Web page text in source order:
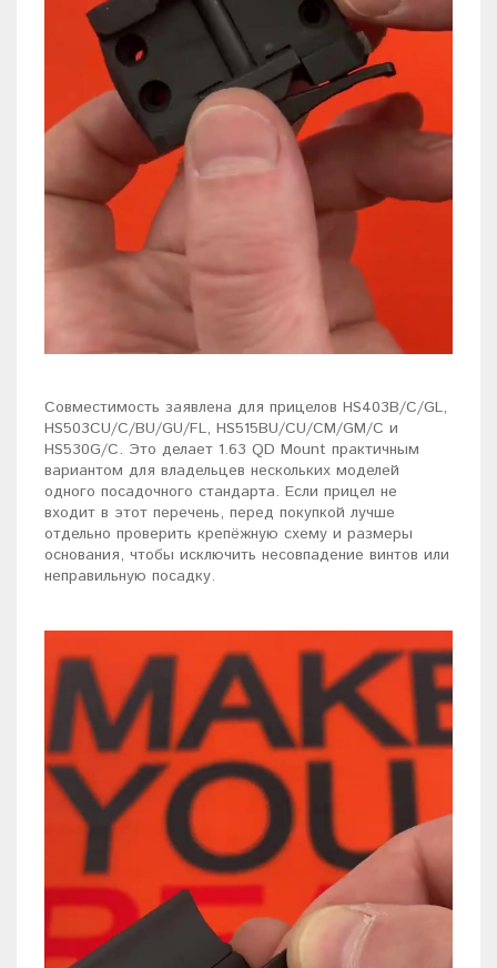
Совместимость заявлена для прицелов HS403B/C/GL,
HS503CU/C/BU/GU/FL, HS515BU/CU/CM/GM/C и
HS530G/C. Это делает 1.63 QD Mount практичным
вариантом для владельцев нескольких моделей
одного посадочного стандарта. Если прицел не
входит в этот перечень, перед покупкой лучше
отдельно проверить крепёжную схему и размеры
основания, чтобы исключить несовпадение винтов или
неправильную посадку.